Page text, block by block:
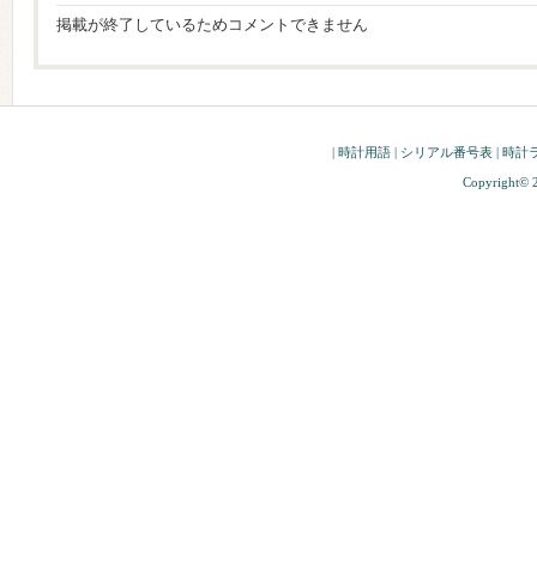
掲載が終了しているためコメントできません
| 時計用語 | シリアル番号表 | 時計
Copyright©